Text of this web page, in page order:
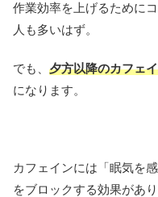
作業効率を上げるために
人も多いはず。
でも、 夕方以降のカフェ
になります。
カフェインには「眠気を
をブロックする効果があり